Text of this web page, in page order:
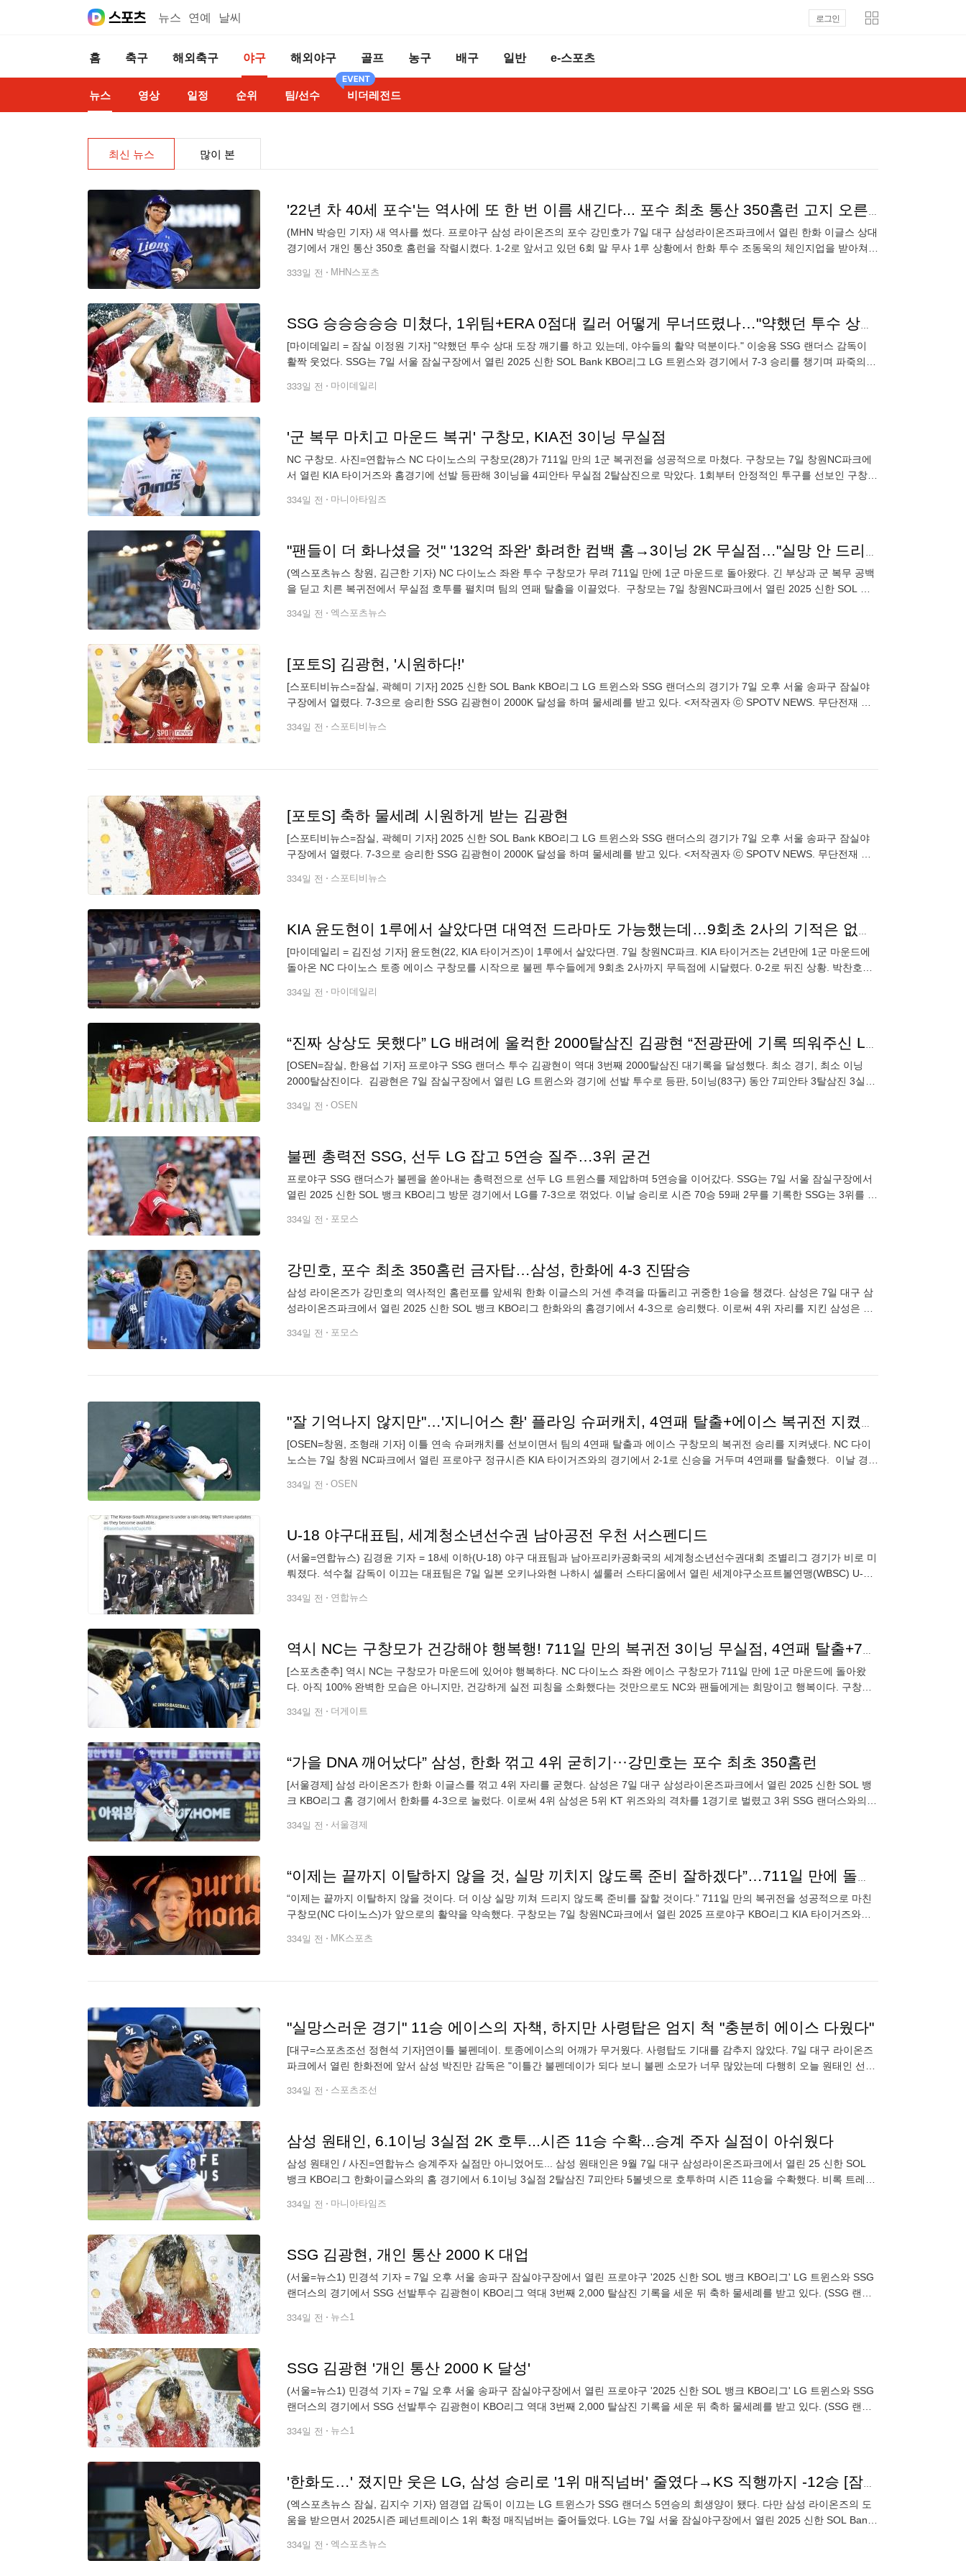
뉴스 연예 날씨 로그인
홈 축구 해외축구 야구 해외야구 골프 농구 배구 일반 e-스포츠
뉴스 영상 일정 순위 팀/선수 비더레전드
최신 뉴스 많이 본
'22년 차 40세 포수'는 역사에 또 한 번 이름 새긴다... 포수 최초 통산 350홈런 고지 오른 강민호
(MHN 박승민 기자) 새 역사를 썼다. 프로야구 삼성 라이온즈의 포수 강민호가 7일 대구 삼성라이온즈파크에서 열린 한화 이글스 상대
경기에서 개인 통산 350호 홈런을 작렬시켰다. 1-2로 앞서고 있던 6회 말 무사 1루 상황에서 한화 투수 조동욱의 체인지업을 받아쳐
333일 전 MHN스포츠
SSG 승승승승승 미쳤다, 1위팀+ERA 0점대 킬러 어떻게 무너뜨렸나…"약했던 투수 상대 도장깨기, 집중력+승부욕이 만들었다"
[마이데일리 = 잠실 이정원 기자] "약했던 투수 상대 도장 깨기를 하고 있는데, 야수들의 활약 덕분이다." 이숭용 SSG 랜더스 감독이
활짝 웃었다. SSG는 7일 서울 잠실구장에서 열린 2025 신한 SOL Bank KBO리그 LG 트윈스와 경기에서 7-3 승리를 챙기며 파죽의 5
333일 전 마이데일리
'군 복무 마치고 마운드 복귀' 구창모, KIA전 3이닝 무실점
NC 구창모. 사진=연합뉴스 NC 다이노스의 구창모(28)가 711일 만의 1군 복귀전을 성공적으로 마쳤다. 구창모는 7일 창원NC파크에
서 열린 KIA 타이거즈와 홈경기에 선발 등판해 3이닝을 4피안타 무실점 2탈삼진으로 막았다. 1회부터 안정적인 투구를 선보인 구창모
334일 전 마니아타임즈
"팬들이 더 화나셨을 것" '132억 좌완' 화려한 컴백 홈→3이닝 2K 무실점…"실망 안 드리겠다" [창원 인터뷰]
(엑스포츠뉴스 창원, 김근한 기자) NC 다이노스 좌완 투수 구창모가 무려 711일 만에 1군 마운드로 돌아왔다. 긴 부상과 군 복무 공백
을 딛고 치른 복귀전에서 무실점 호투를 펼치며 팀의 연패 탈출을 이끌었다. 구창모는 7일 창원NC파크에서 열린 2025 신한 SOL 뱅
334일 전 엑스포츠뉴스
[포토S] 김광현, '시원하다!'
[스포티비뉴스=잠실, 곽혜미 기자] 2025 신한 SOL Bank KBO리그 LG 트윈스와 SSG 랜더스의 경기가 7일 오후 서울 송파구 잠실야
구장에서 열렸다. 7-3으로 승리한 SSG 김광현이 2000K 달성을 하며 물세례를 받고 있다. <저작권자 ⓒ SPOTV NEWS. 무단전재 및
334일 전 스포티비뉴스
[포토S] 축하 물세례 시원하게 받는 김광현
[스포티비뉴스=잠실, 곽혜미 기자] 2025 신한 SOL Bank KBO리그 LG 트윈스와 SSG 랜더스의 경기가 7일 오후 서울 송파구 잠실야
구장에서 열렸다. 7-3으로 승리한 SSG 김광현이 2000K 달성을 하며 물세례를 받고 있다. <저작권자 ⓒ SPOTV NEWS. 무단전재 및
334일 전 스포티비뉴스
KIA 윤도현이 1루에서 살았다면 대역전 드라마도 가능했는데…9회초 2사의 기적은 없었다, 호부지 ‘매의 눈’
[마이데일리 = 김진성 기자] 윤도현(22, KIA 타이거즈)이 1루에서 살았다면. 7일 창원NC파크. KIA 타이거즈는 2년만에 1군 마운드에
돌아온 NC 다이노스 토종 에이스 구창모를 시작으로 불펜 투수들에게 9회초 2사까지 무득점에 시달렸다. 0-2로 뒤진 상황. 박찬호가
334일 전 마이데일리
“진짜 상상도 못했다” LG 배려에 울컥한 2000탈삼진 김광현 “전광판에 기록 띄워주신 LG 구단에 감사하다”
[OSEN=잠실, 한용섭 기자] 프로야구 SSG 랜더스 투수 김광현이 역대 3번째 2000탈삼진 대기록을 달성했다. 최소 경기, 최소 이닝
2000탈삼진이다. 김광현은 7일 잠실구장에서 열린 LG 트윈스와 경기에 선발 투수로 등판, 5이닝(83구) 동안 7피안타 3탈삼진 3실점
334일 전 OSEN
불펜 총력전 SSG, 선두 LG 잡고 5연승 질주…3위 굳건
프로야구 SSG 랜더스가 불펜을 쏟아내는 총력전으로 선두 LG 트윈스를 제압하며 5연승을 이어갔다. SSG는 7일 서울 잠실구장에서
열린 2025 신한 SOL 뱅크 KBO리그 방문 경기에서 LG를 7-3으로 꺾었다. 이날 승리로 시즌 70승 59패 2무를 기록한 SSG는 3위를 지
334일 전 포모스
강민호, 포수 최초 350홈런 금자탑…삼성, 한화에 4-3 진땀승
삼성 라이온즈가 강민호의 역사적인 홈런포를 앞세워 한화 이글스의 거센 추격을 따돌리고 귀중한 1승을 챙겼다. 삼성은 7일 대구 삼
성라이온즈파크에서 열린 2025 신한 SOL 뱅크 KBO리그 한화와의 홈경기에서 4-3으로 승리했다. 이로써 4위 자리를 지킨 삼성은 5
334일 전 포모스
"잘 기억나지 않지만"…'지니어스 환' 플라잉 슈퍼캐치, 4연패 탈출+에이스 복귀전 지켰다 [오!쎈 창원]
[OSEN=창원, 조형래 기자] 이틀 연속 슈퍼캐치를 선보이면서 팀의 4연패 탈출과 에이스 구창모의 복귀전 승리를 지켜냈다. NC 다이
노스는 7일 창원 NC파크에서 열린 프로야구 정규시즌 KIA 타이거즈와의 경기에서 2-1로 신승을 거두며 4연패를 탈출했다. 이날 경기
334일 전 OSEN
U-18 야구대표팀, 세계청소년선수권 남아공전 우천 서스펜디드
(서울=연합뉴스) 김경윤 기자 = 18세 이하(U-18) 야구 대표팀과 남아프리카공화국의 세계청소년선수권대회 조별리그 경기가 비로 미
뤄졌다. 석수철 감독이 이끄는 대표팀은 7일 일본 오키나와현 나하시 셀룰러 스타디움에서 열린 세계야구소프트볼연맹(WBSC) U-18
334일 전 연합뉴스
역시 NC는 구창모가 건강해야 행복행! 711일 만의 복귀전 3이닝 무실점, 4연패 탈출+7위 복귀 [스춘 리뷰]
[스포츠춘추] 역시 NC는 구창모가 마운드에 있어야 행복하다. NC 다이노스 좌완 에이스 구창모가 711일 만에 1군 마운드에 돌아왔
다. 아직 100% 완벽한 모습은 아니지만, 건강하게 실전 피칭을 소화했다는 것만으로도 NC와 팬들에게는 희망이고 행복이다. 구창모
334일 전 더게이트
“가을 DNA 깨어났다” 삼성, 한화 꺾고 4위 굳히기···강민호는 포수 최초 350홈런
[서울경제] 삼성 라이온즈가 한화 이글스를 꺾고 4위 자리를 굳혔다. 삼성은 7일 대구 삼성라이온즈파크에서 열린 2025 신한 SOL 뱅
크 KBO리그 홈 경기에서 한화를 4-3으로 눌렀다. 이로써 4위 삼성은 5위 KT 위즈와의 격차를 1경기로 벌렸고 3위 SSG 랜더스와의
334일 전 서울경제
“이제는 끝까지 이탈하지 않을 것, 실망 끼치지 않도록 준비 잘하겠다”…711일 만에 돌아온 NC 구창모의 약속 [MK인터뷰]
“이제는 끝까지 이탈하지 않을 것이다. 더 이상 실망 끼쳐 드리지 않도록 준비를 잘할 것이다.” 711일 만의 복귀전을 성공적으로 마친
구창모(NC 다이노스)가 앞으로의 활약을 약속했다. 구창모는 7일 창원NC파크에서 열린 2025 프로야구 KBO리그 KIA 타이거즈와의
334일 전 MK스포츠
"실망스러운 경기" 11승 에이스의 자책, 하지만 사령탑은 엄지 척 "충분히 에이스 다웠다"
[대구=스포츠조선 정현석 기자]연이틀 불펜데이. 토종에이스의 어깨가 무거웠다. 사령탑도 기대를 감추지 않았다. 7일 대구 라이온즈
파크에서 열린 한화전에 앞서 삼성 박진만 감독은 "이틀간 불펜데이가 되다 보니 불펜 소모가 너무 많았는데 다행히 오늘 원태인 선수
334일 전 스포츠조선
삼성 원태인, 6.1이닝 3실점 2K 호투...시즌 11승 수확...승계 주자 실점이 아쉬웠다
삼성 원태인 / 사진=연합뉴스 승계주자 실점만 아니었어도... 삼성 원태인은 9월 7일 대구 삼성라이온즈파크에서 열린 25 신한 SOL
뱅크 KBO리그 한화이글스와의 홈 경기에서 6.1이닝 3실점 2탈삼진 7피안타 5볼넷으로 호투하며 시즌 11승을 수확했다. 비록 트레이
334일 전 마니아타임즈
SSG 김광현, 개인 통산 2000 K 대업
(서울=뉴스1) 민경석 기자 = 7일 오후 서울 송파구 잠실야구장에서 열린 프로야구 '2025 신한 SOL 뱅크 KBO리그' LG 트윈스와 SSG
랜더스의 경기에서 SSG 선발투수 김광현이 KBO리그 역대 3번째 2,000 탈삼진 기록을 세운 뒤 축하 물세례를 받고 있다. (SSG 랜더
334일 전 뉴스1
SSG 김광현 '개인 통산 2000 K 달성'
(서울=뉴스1) 민경석 기자 = 7일 오후 서울 송파구 잠실야구장에서 열린 프로야구 '2025 신한 SOL 뱅크 KBO리그' LG 트윈스와 SSG
랜더스의 경기에서 SSG 선발투수 김광현이 KBO리그 역대 3번째 2,000 탈삼진 기록을 세운 뒤 축하 물세례를 받고 있다. (SSG 랜더
334일 전 뉴스1
'한화도…' 졌지만 웃은 LG, 삼성 승리로 '1위 매직넘버' 줄였다→KS 직행까지 -12승 [잠실 현장]
(엑스포츠뉴스 잠실, 김지수 기자) 염경엽 감독이 이끄는 LG 트윈스가 SSG 랜더스 5연승의 희생양이 됐다. 다만 삼성 라이온즈의 도
움을 받으면서 2025시즌 페넌트레이스 1위 확정 매직넘버는 줄어들었다. LG는 7일 서울 잠실야구장에서 열린 2025 신한 SOL Bank
334일 전 엑스포츠뉴스